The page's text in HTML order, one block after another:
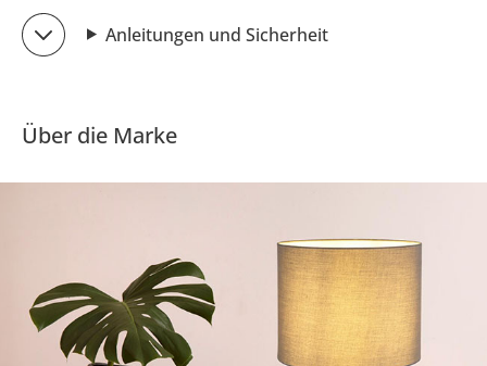
Anleitungen und Sicherheit
Über die Marke